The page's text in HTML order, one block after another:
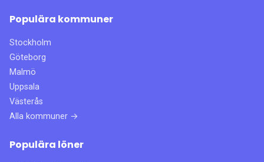
Populära kommuner
Stockholm
Göteborg
Malmö
Uppsala
Västerås
Alla kommuner →
Populära löner